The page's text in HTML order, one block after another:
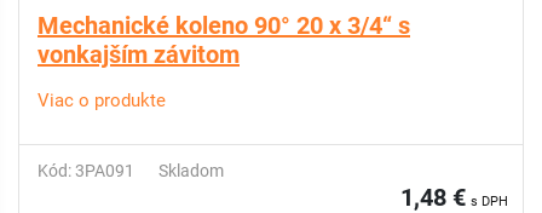
Mechanické koleno 90° 20 x 3/4“ s
vonkajším závitom
Viac o produkte
Kód: 3PA091 Skladom
1,48 € s DPH